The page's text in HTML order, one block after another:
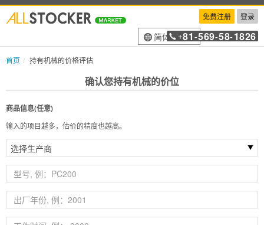
免费注册 登录
简体中文
+81 -569-58-1826
首页 持有机械的价格评估
确认您持有机械的价位
商品信息(任意)
输入的项目越多，估价的精度也越高。